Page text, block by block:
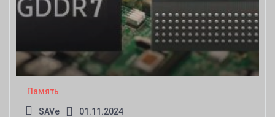
Память
SAVe 01.11.2024